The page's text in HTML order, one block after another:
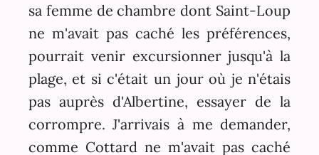
sa femme de chambre dont Saint-Loup
ne m'avait pas caché les préférences,
pourrait venir excursionner jusqu'à la
plage, et si c'était un jour où je n'étais
pas auprès d'Albertine, essayer de la
corrompre. J'arrivais à me demander,
comme Cottard ne m'avait pas caché